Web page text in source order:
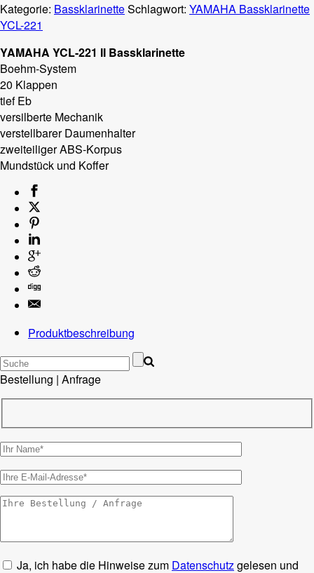
Kategorie: BassklarinetteSchlagwort: YAMAHA Bassklarinette
YCL-221
YAMAHA YCL-221 II Bassklarinette
Boehm-System
20 Klappen
tief Eb
versilberte Mechanik
verstellbarer Daumenhalter
zweiteiliger ABS-Korpus
Mundstück und Koffer
Produktbeschreibung
Bestellung | Anfrage
Ja, ich habe die Hinweise zum Datenschutzgelesen und